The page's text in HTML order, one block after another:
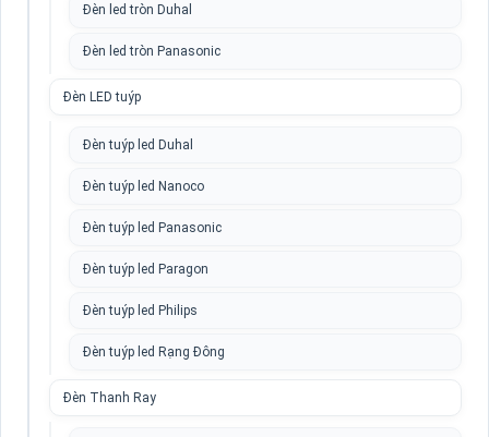
Đèn led tròn Duhal
Đèn led tròn Panasonic
Đèn LED tuýp
Đèn tuýp led Duhal
Đèn tuýp led Nanoco
Đèn tuýp led Panasonic
Đèn tuýp led Paragon
Đèn tuýp led Philips
Đèn tuýp led Rạng Đông
Đèn Thanh Ray